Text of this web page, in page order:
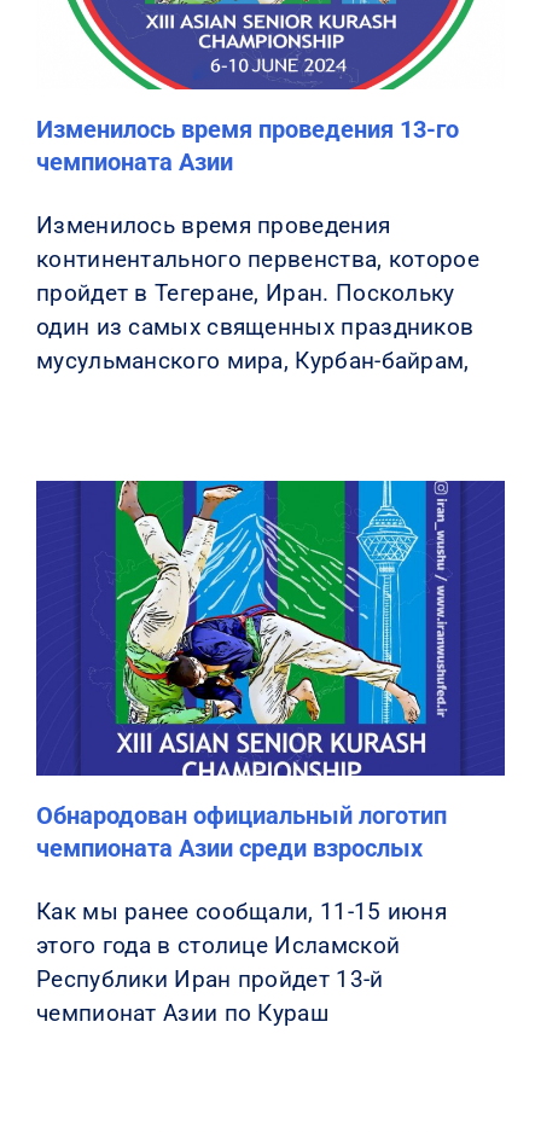
Изменилось время проведения 13-го
чемпионата Азии
Изменилось время проведения
континентального первенства, которое
пройдет в Тегеране, Иран. Поскольку
один из самых священных праздников
мусульманского мира, Курбан-байрам,
Обнародован официальный логотип
чемпионата Азии среди взрослых
Как мы ранее сообщали, 11-15 июня
этого года в столице Исламской
Республики Иран пройдет 13-й
чемпионат Азии по Кураш